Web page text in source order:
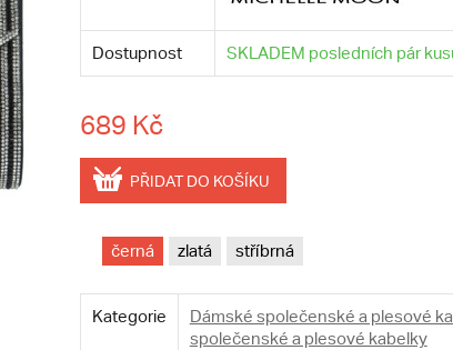
Dostupnost SKLADEM posledních pár
689 Kč
PŘIDAT DO KOŠÍKU
černá zlatá stříbrná
Kategorie Dámské společenské a plesové
společenské a plesové kabelky